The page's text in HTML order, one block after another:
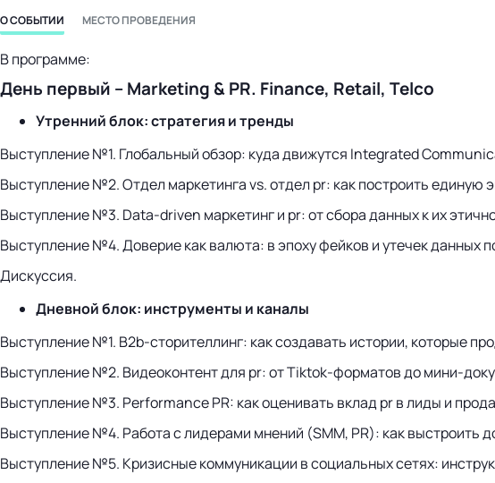
О СОБЫТИИ МЕСТО ПРОВЕДЕНИЯ
В программе:
День первый – Marketing & PR. Finance, Retail, Telco
Утренний блок: стратегия и тренды
Выступление №1. Глобальный обзор: куда движутся Integrated
Выступление №2. Отдел маркетинга vs. отдел pr: как построить единую
Выступление №3. Data-driven маркетинг и pr: от сбора данных к их
Выступление №4. Доверие как валюта: в эпоху фейков и утечек данных
Дискуссия.
Дневной блок: инструменты и каналы
Выступление №1. B2b-сторителлинг: как создавать истории, которые
Выступление №2. Видеоконтент для pr: от Tiktok-форматов до мини-
Выступление №3. Рerformance PR: как оценивать вклад pr в лиды и
Выступление №4. Работа с лидерами мнений (SMM, PR): как выстроить
Выступление №5. Кризисные коммуникации в социальных сетях: